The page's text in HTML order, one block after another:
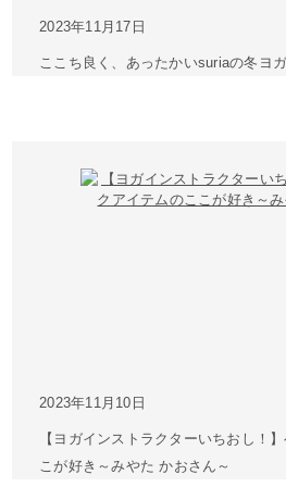
2023年11月17日
ここち良く、あったかいsuriaの冬ヨ
2023年11月10日
【ヨガインストラクターいちおし！
こが好き～みやた かおさん～